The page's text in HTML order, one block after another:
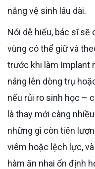
năng vệ sinh lâu dài.
Nói dễ hiểu, bác sĩ sẽ chia từng vùng thành ba nhóm:
vùng có thể giữ và
trước khi làm Implant
nâng lên dòng trụ
nếu rủi ro sinh học –
là thay mới càng
những gì còn tiên
viêm hoặc lệch lực,
hàm ăn nhai ổn định